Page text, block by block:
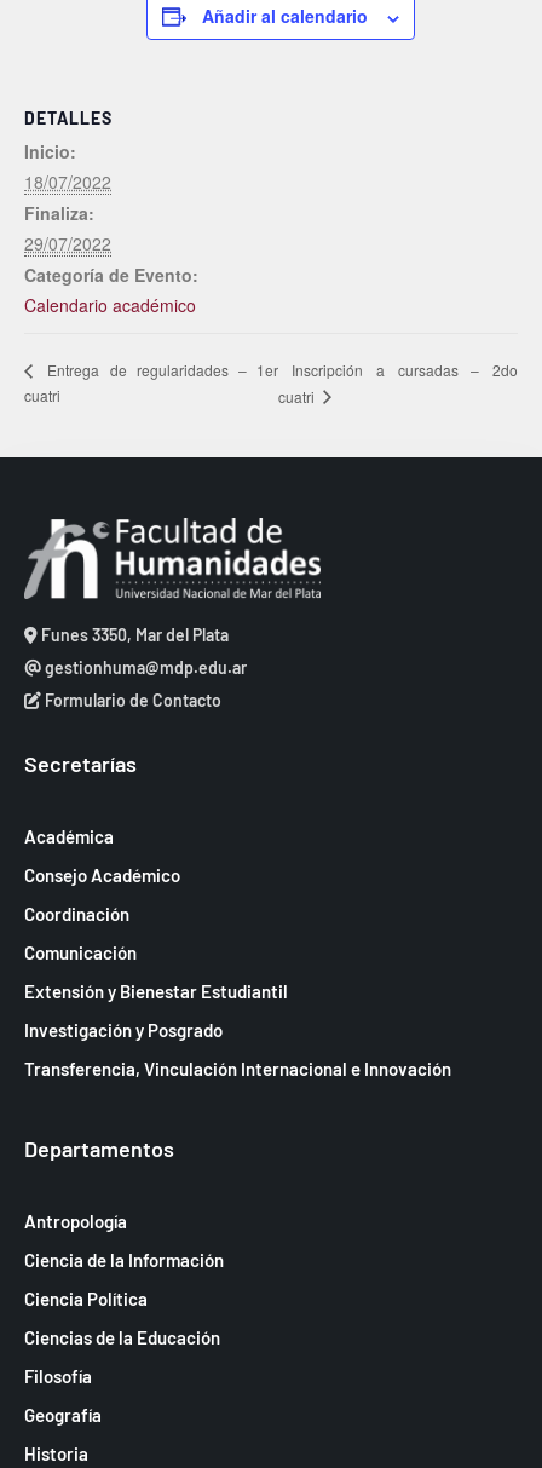
Añadir al calendario
DETALLES
Inicio:
18/07/2022
Finaliza:
29/07/2022
Categoría de Evento:
Calendario académico
Entrega de regularidades – 1er
cuatri
Inscripción a cursadas – 2do
cuatri
Funes 3350, Mar del Plata
gestionhuma@mdp.edu.ar
Formulario de Contacto
Secretarías
Académica
Consejo Académico
Coordinación
Comunicación
Extensión y Bienestar Estudiantil
Investigación y Posgrado
Transferencia, Vinculación Internacional e Innovación
Departamentos
Antropología
Ciencia de la Información
Ciencia Política
Ciencias de la Educación
Filosofía
Geografía
Historia